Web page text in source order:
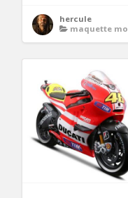
hercule
maquette moto gp